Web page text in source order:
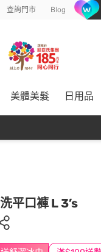
查詢門市 Blog
美體美髮 日用品
平口褲 L 3’s